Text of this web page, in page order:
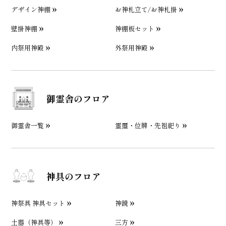
デザイン神棚
お神札立て/お神札掛
壁掛神棚
神棚板セット
内祭用神殿
外祭用神殿
御霊舎のフロア
御霊舎一覧 霊璽・位牌・先祖祀り
神具のフロア
神祭具 神具セット
神鏡
土器（神具等）
三方